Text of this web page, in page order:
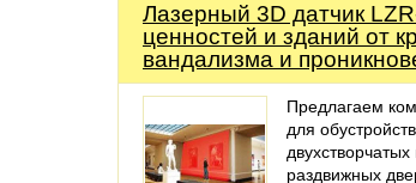
Лазерный 3D датчик
ценностей и зданий от
вандализма и
Предлагаем
для
раздвижных